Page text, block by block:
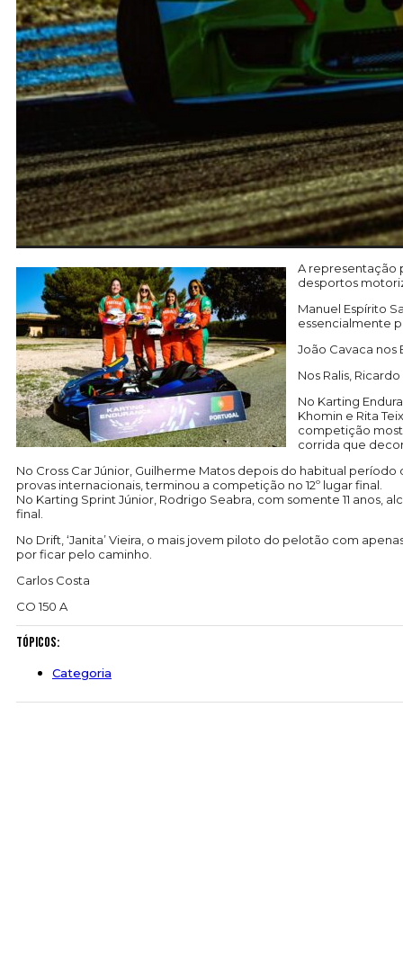
A representação
desportos
Manuel Espírito
essencialmente
João Cavaca nos
Nos Ralis,
No Karting
Khomin e Rita
competição
corrida que
No Cross Car Júnior, Guilherme Matos depois do habitual
provas internacionais, terminou a competição no 12º lugar final.
No Karting Sprint Júnior, Rodrigo Seabra, com somente 11 anos,
final.
No Drift, ‘Janita’ Vieira, o mais jovem piloto do pelotão com
por ficar pelo caminho.
Carlos Costa
CO 150 A
Tópicos:
Categoria